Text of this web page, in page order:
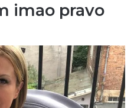
imao pravo